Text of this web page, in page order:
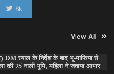
8k
View All
DM रयाल के निर्देश के बाद भू-माफिया से
की 25 नाली भूमि, महिला ने जताया आभार